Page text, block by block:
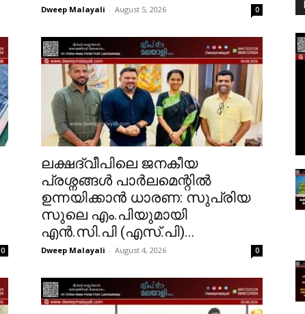
Dweep Malayali - August 5, 2026 0
0
ലക്ഷദ്വീപിലെ ജനകീയ
പ്രശ്നങ്ങൾ പാർലമെന്റിൽ
ഉന്നയിക്കാൻ ധാരണ: സുപ്രിയ
സുലെ എം.പിയുമായി
എൻ.സി.പി (എസ്.പി)...
Dweep Malayali - August 4, 2026 0